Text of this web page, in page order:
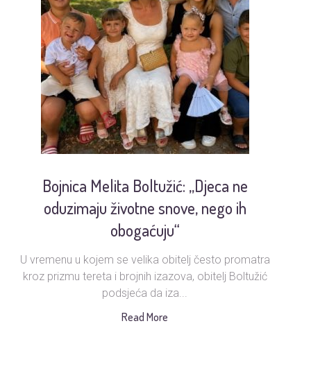
Bojnica Melita Boltužić: „Djeca ne
oduzimaju životne snove, nego ih
obogaćuju“
U vremenu u kojem se velika obitelj često promatra
kroz prizmu tereta i brojnih izazova, obitelj Boltužić
podsjeća da iza...
Read More